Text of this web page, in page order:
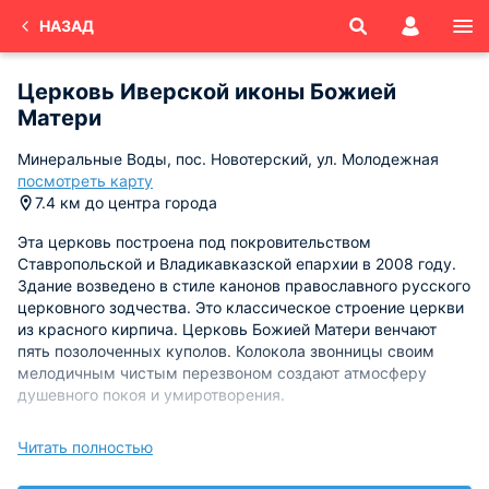
НАЗАД
Церковь Иверской иконы Божией
Матери
Минеральные Воды, пос. Новотерский, ул. Молодежная
посмотреть карту
7.4 км до центра города
Эта церковь построена под покровительством
Ставропольской и Владикавказской епархии в 2008 году.
Здание возведено в стиле канонов православного русского
церковного зодчества. Это классическое строение церкви
из красного кирпича. Церковь Божией Матери венчают
пять позолоченных куполов. Колокола звонницы своим
мелодичным чистым перезвоном создают атмосферу
душевного покоя и умиротворения.
Здание церкви построено по канонам православного
русского зодчества и имеет правильную четырехугольную
форму. Со временем были построены служебные
Читать полностью